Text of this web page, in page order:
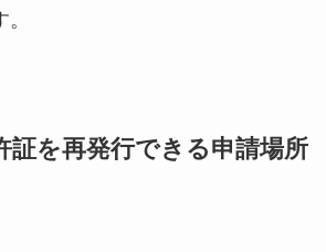
証を再発行できる申請場所